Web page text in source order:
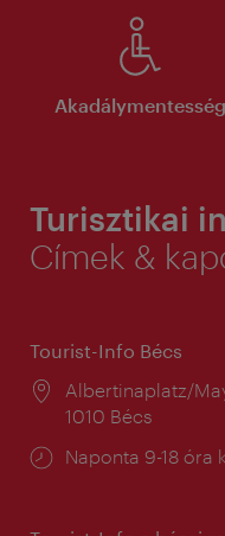
Akadálymentesség
Turisztikai
Címek &
Tourist-Info Bécs
Helyszín:
Albertinaplatz/
1010 Bécs
Nyitva
Naponta 9-18 óra